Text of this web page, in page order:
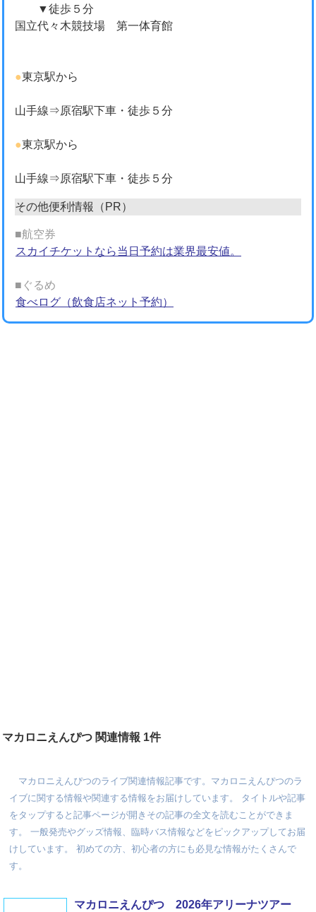
▼徒歩５分
国立代々木競技場 第一体育館
●東京駅から
山手線⇒原宿駅下車・徒歩５分
●東京駅から
山手線⇒原宿駅下車・徒歩５分
その他便利情報（PR）
■航空券
スカイチケットなら当日予約は業界最安値。
■ぐるめ
食べログ（飲食店ネット予約）
マカロニえんぴつ 関連情報 1件
マカロニえんぴつのライブ関連情報記事です。マカロニえんぴつのラ
イブに関する情報や関連する情報をお届けしています。 タイトルや記事
をタップすると記事ページが開きその記事の全文を読むことができま
す。 一般発売やグッズ情報、臨時バス情報などをピックアップしてお届
けしています。 初めての方、初心者の方にも必見な情報がたくさんで
す。
マカロニえんぴつ 2026年アリーナツアー